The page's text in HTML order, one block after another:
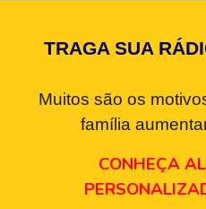
TRAGA SUA
Muitos são os
família
CONHEÇA